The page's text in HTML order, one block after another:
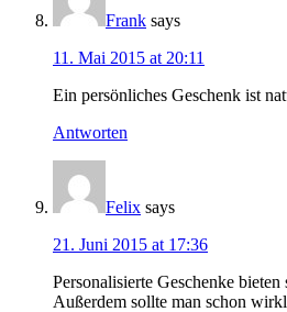
Frank says
11. Mai 2015 at 20:11
Ein persönliches Geschenk ist
Antworten
Felix says
21. Juni 2015 at 17:36
Personalisierte Geschenke
Außerdem sollte man schon